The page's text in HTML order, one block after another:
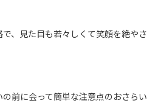
、見た目も若々しくて笑顔を絶やさ
前に会って簡単な注意点のおさらい